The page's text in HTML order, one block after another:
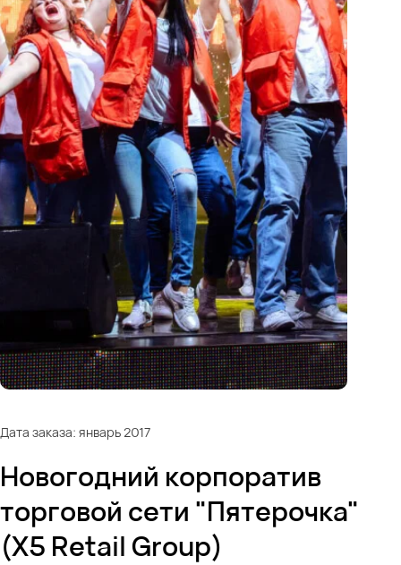
Дата заказа: январь 2017
Новогодний корпоратив
торговой сети "Пятерочка"
(X5 Retail Group)